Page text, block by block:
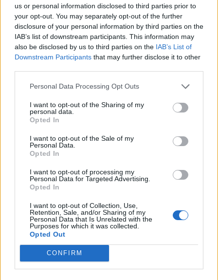
us or personal information disclosed to third parties prior to
your opt-out. You may separately opt-out of the further
disclosure of your personal information by third parties on the
IAB’s list of downstream participants. This information may
also be disclosed by us to third parties on the IAB’s List of
Downstream Participants that may further disclose it to other
Personal Data Processing Opt Outs
I want to opt-out of the Sharing of my
personal data.
Opted In
I want to opt-out of the Sale of my
Personal Data.
Opted In
I want to opt-out of processing my
Personal Data for Targeted Advertising.
Opted In
I want to opt-out of Collection, Use,
Retention, Sale, and/or Sharing of my
Personal Data that Is Unrelated with the
Purposes for which it was collected.
Opted Out
CONFIRM
9 0
Ranking de Mario Frangoulis
Comentar Letra
Comenta o pregunta lo que desees sobre Mario
Frangoulis o 'Time for me'